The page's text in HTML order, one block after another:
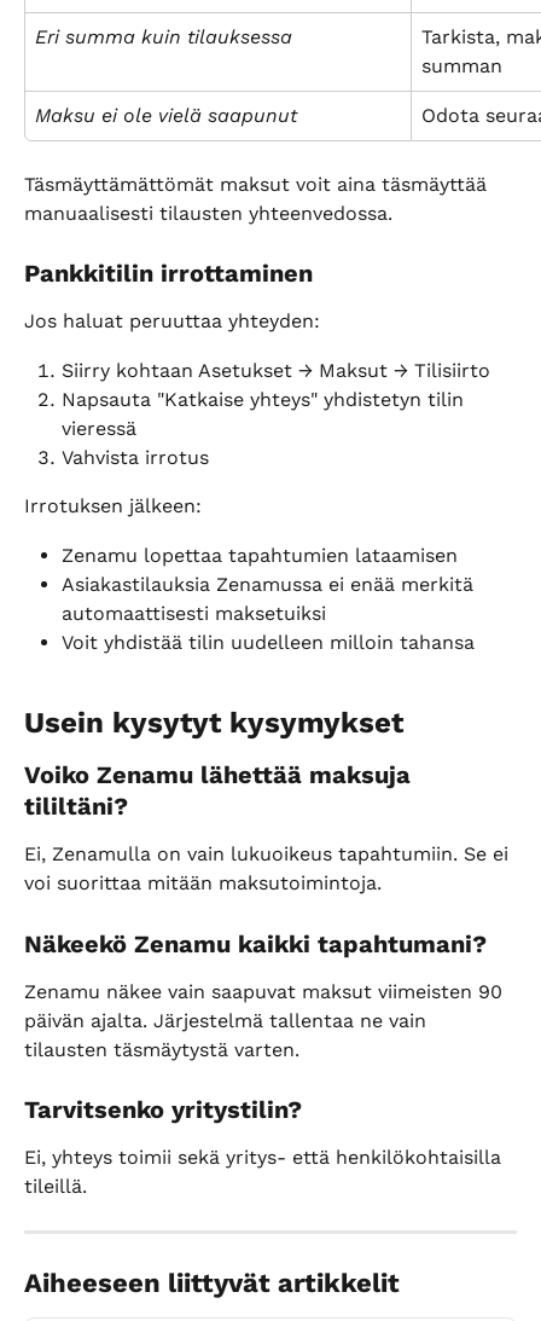
Eri summa kuin tilauksessa
Tarkista,
summan
Maksu ei ole vielä saapunut Odota
Täsmäyttämättömät maksut voit aina täsmäyttää
manuaalisesti tilausten yhteenvedossa.
Pankkitilin irrottaminen
Jos haluat peruuttaa yhteyden:
Siirry kohtaan Asetukset → Maksut → Tilisiirto
Napsauta "Katkaise yhteys" yhdistetyn tilin
vieressä
Vahvista irrotus
Irrotuksen jälkeen:
Zenamu lopettaa tapahtumien lataamisen
Asiakastilauksia Zenamussa ei enää merkitä
automaattisesti maksetuiksi
Voit yhdistää tilin uudelleen milloin tahansa
Usein kysytyt kysymykset
Voiko Zenamu lähettää maksuja
tililtäni?
Ei, Zenamulla on vain lukuoikeus tapahtumiin. Se ei
voi suorittaa mitään maksutoimintoja.
Näkeekö Zenamu kaikki tapahtumani?
Zenamu näkee vain saapuvat maksut viimeisten 90
päivän ajalta. Järjestelmä tallentaa ne vain
tilausten täsmäytystä varten.
Tarvitsenko yritystilin?
Ei, yhteys toimii sekä yritys- että henkilökohtaisilla
tileillä.
Aiheeseen liittyvät artikkelit